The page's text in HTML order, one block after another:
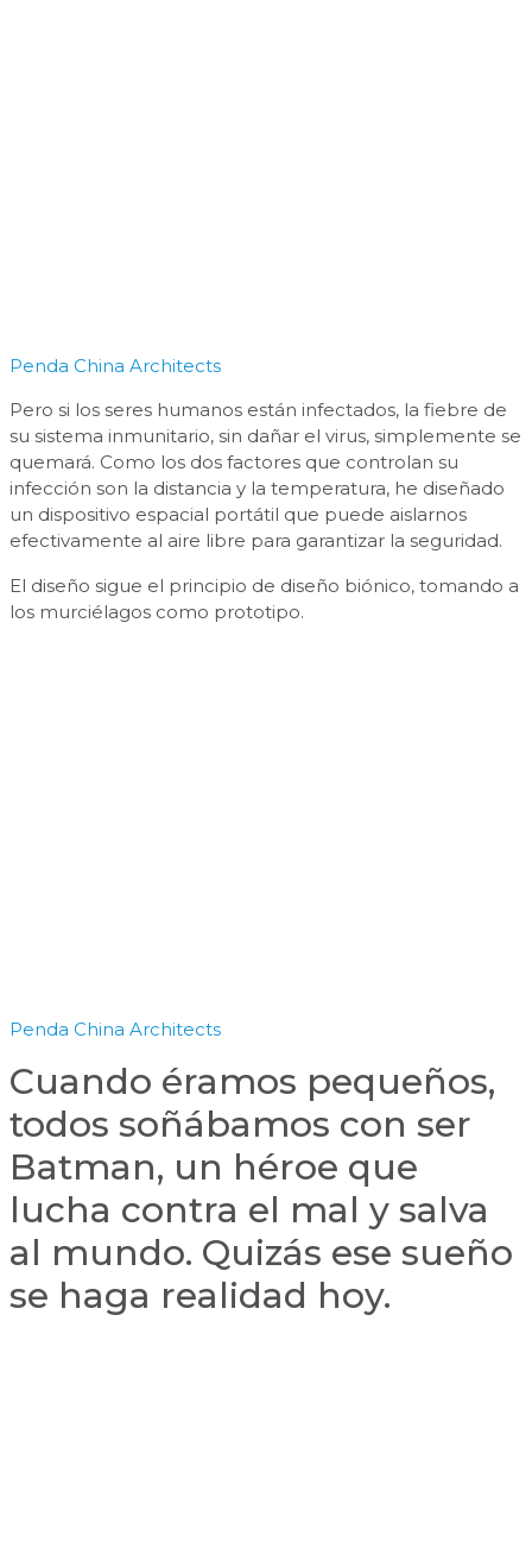
Penda China Architects
Pero si los seres humanos están infectados, la fiebre de
su sistema inmunitario, sin dañar el virus, simplemente se
quemará. Como los dos factores que controlan su
infección son la distancia y la temperatura, he diseñado
un dispositivo espacial portátil que puede aislarnos
efectivamente al aire libre para garantizar la seguridad.
El diseño sigue el principio de diseño biónico, tomando a
los murciélagos como prototipo.
Penda China Architects
Cuando éramos pequeños,
todos soñábamos con ser
Batman, un héroe que
lucha contra el mal y salva
al mundo. Quizás ese sueño
se haga realidad hoy.